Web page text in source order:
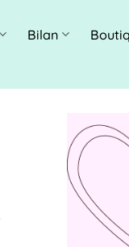
Bilan